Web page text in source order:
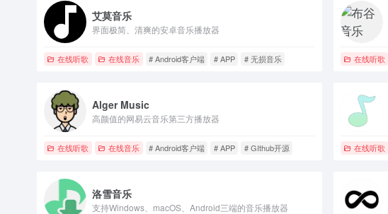
艾莫音乐
界面极简、清爽的安卓音乐播放器
在线听歌 在线音乐 # Android客户端 # APP # 无损音乐 在线听歌
Alger Music
高颜值的网易云音乐第三方播放器
在线听歌 在线音乐 # Android客户端 # APP # GIthub开源 在线听歌
洛雪音乐
支持Windows、macOS、Android三端的音乐播放器